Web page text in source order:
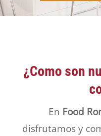
¿Como son
En Food
disfrutamos y